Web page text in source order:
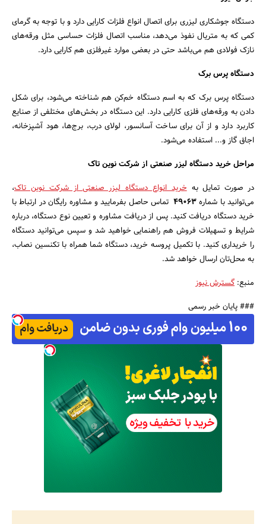
دستگاه جوشکاری لیزری برای اتصال انواع فلزات کارایی دارد و با توجه به گرمای
کمی که به متریال نفوذ می‌دهد، مناسب اتصال فلزات حساسی مثل ورقه‌های
نازک فولادی هم می‌باشد حتی در بعضی موارد غیرفلزی هم کارایی دارد.
دستگاه پرس برک
دستگاه پرس برک که به اسم دستگاه خم‌کن هم شناخته می‌شود، برای شکل
دادن به ورقه‌های فلزی کارایی دارد. این دستگاه در بخش‌های مختلفی از صنایع
کاربرد دارد و از آن برای ساخت آسانسور، لولای درب، برج‌ها، هود آشپزخانه،
اجاق گاز و... استفاده می‌شود.
مراحل خرید دستگاه لیزر صنعتی از شرکت نوین تاک
در صورت تمایل بهخرید انواع دستگاه لیزر صنعتی از شرکت نوین تاک،
می‌توانید با شماره۴۹۰۶۳ تماس حاصل بفرمایید و مشاوره رایگان در ارتباط با
خرید دستگاه دریافت کنید. پس از دریافت مشاوره و تعیین نوع دستگاه، درباره
شرایط و تسهیلات فروش هم راهنمایی خواهید شد و سپس می‌توانید دستگاه
را خریداری کنید. با تکمیل پروسه خرید، دستگاه شما همراه با تکنسین نصاب،
به محل‌تان ارسال خواهد شد.
منبع: گسترش نیوز
### پایان خبر رسمی